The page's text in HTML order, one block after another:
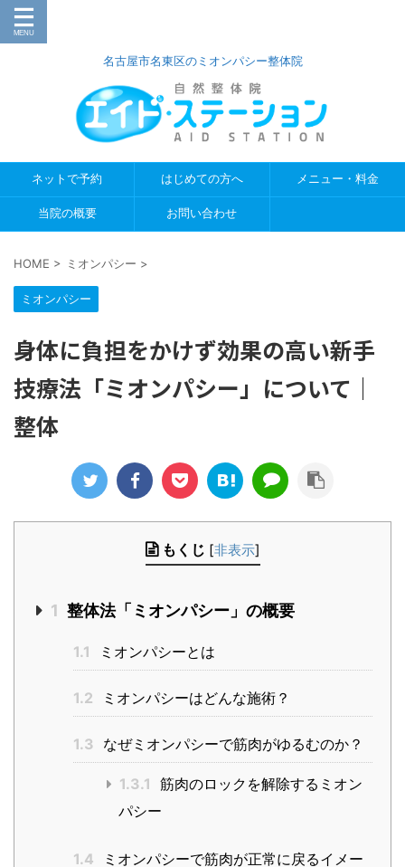
名古屋市名東区のミオンパシー整体院
ネットで予約 はじめての方へ メニュー・料金
当院の概要 お問い合わせ
HOME > ミオンパシー >
ミオンパシー
身体に負担をかけず効果の高い新手
技療法「ミオンパシー」について｜
整体
もくじ [非表示]
1 整体法「ミオンパシー」の概要
1.1 ミオンパシーとは
1.2 ミオンパシーはどんな施術？
1.3 なぜミオンパシーで筋肉がゆるむのか？
1.3.1 筋肉のロックを解除するミオン
パシー
1.4
ミオンパシーで筋肉が正常に戻るイメー